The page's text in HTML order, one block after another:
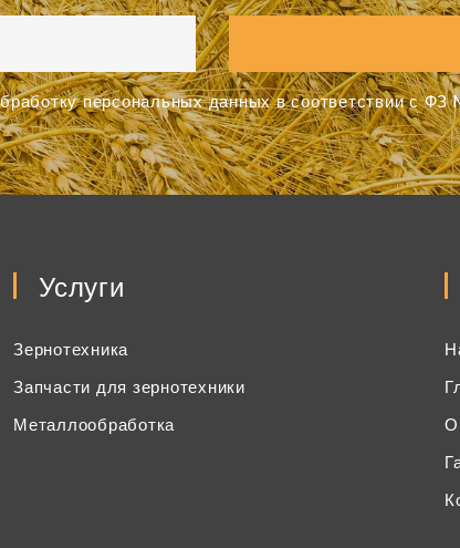
персональных данных в соответствии с ФЗ
Услуги
Зернотехника
Запчасти для зернотехники
Металлообработка
О